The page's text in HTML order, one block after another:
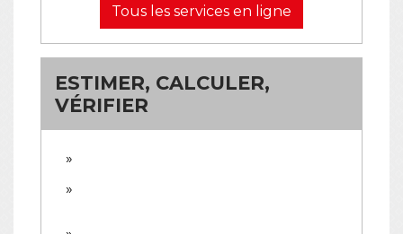
Tous les services en ligne
ESTIMER, CALCULER,
VÉRIFIER